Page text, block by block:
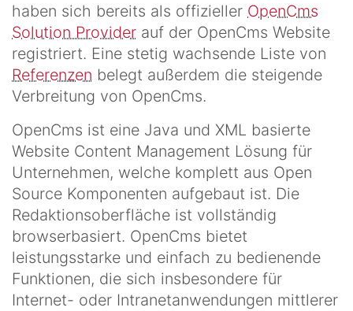
haben sich bereits als offizieller OpenCms
Solution Provider auf der OpenCms Website
registriert. Eine stetig wachsende Liste von
Referenzen belegt außerdem die steigende
Verbreitung von OpenCms.
OpenCms ist eine Java und XML basierte
Website Content Management Lösung für
Unternehmen, welche komplett aus Open
Source Komponenten aufgebaut ist. Die
Redaktionsoberfläche ist vollständig
browserbasiert. OpenCms bietet
leistungsstarke und einfach zu bedienende
Funktionen, die sich insbesondere für
Internet- oder Intranetanwendungen mittlerer